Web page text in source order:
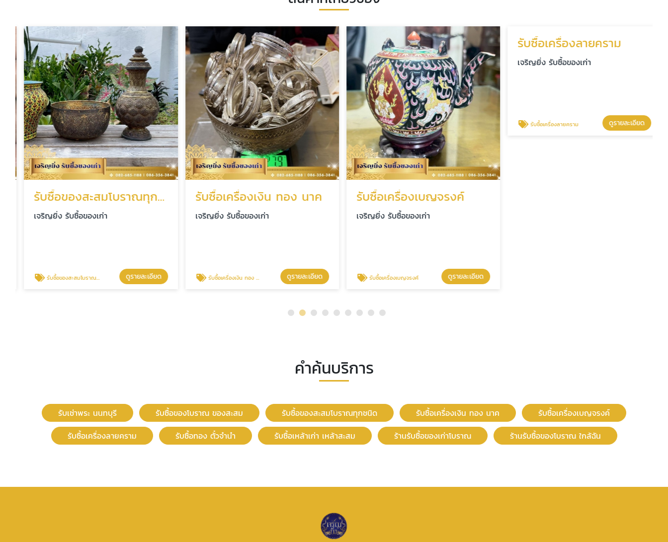
รับซื้อของสะสมโบราณทุกชนิด
เจริญยิ่ง รับซื้อของเก่า
รับซื้อของสะสมโบราณทุกชนิด ดูรายละเอียด
รับซื้อเครื่องเงิน ทอง นาค
เจริญยิ่ง รับซื้อของเก่า
รับซื้อเครื่องเงิน ทอง นาค ดูรายละเอียด
รับซื้อเครื่องเบญจรงค์
เจริญยิ่ง รับซื้อของเก่า
รับซื้อเครื่องเบญจรงค์ ดูรายละเอียด
รับซื้อเครื่องลายคราม
เจริญยิ่ง รับซื้อของเก่า
รับซื้อเครื่องลายคราม ดูรายละเอียด
คำค้นบริการ
รับเช่าพระ นนทบุรี รับซื้อของโบราณ ของสะสม รับซื้อของสะสมโบราณทุกชนิด รับซื้อเครื่องเงิน ทอง นาค
รับซื้อเครื่องเบญจรงค์
รับซื้อเครื่องลายคราม
รับซื้อทอง ตั๋วจำนำ รับซื้อเหล้าเก่า เหล้าสะสม ร้านรับซื้อของเก่าโบราณ ร้านรับซื้อของโบราณ ใกล้ฉัน